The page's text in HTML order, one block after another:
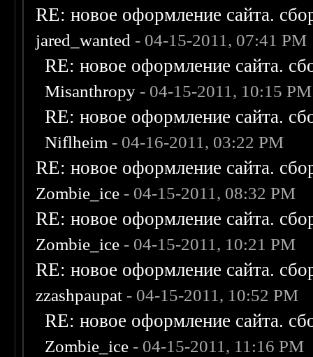
RE: новое оформление сайта.
jared_wanted - 04-15-2011, 07:41 PM
RE: новое оформление сайта.
Misanthropy - 04-15-2011, 10:15 PM
RE: новое оформление сайта.
Niflheim - 04-16-2011, 03:22 PM
RE: новое оформление сайта.
Zombie_ice - 04-15-2011, 08:32 PM
RE: новое оформление сайта.
Zombie_ice - 04-15-2011, 10:21 PM
RE: новое оформление сайта.
zzashpaupat - 04-15-2011, 10:52 PM
RE: новое оформление сайта.
Zombie_ice - 04-15-2011, 11:16 PM